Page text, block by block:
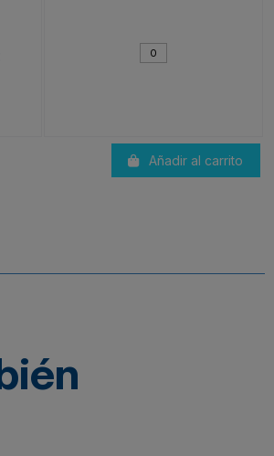
Añadir al carrito